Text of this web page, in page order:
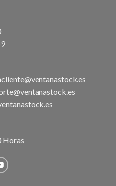
Horas